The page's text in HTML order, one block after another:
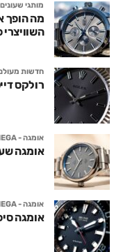
מותגי שעונים
מה הופך
חדשות
רולקס
אומגה - OMEGA
אומגה
אומגה - OMEGA
אומגה